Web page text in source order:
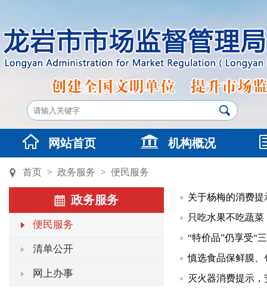
网站首页 机构概况
首页 > 政务服务 > 便民服务
政务服务
便民服务
清单公开
网上办事
关于杨梅的消费提
只吃水果不吃蔬
“特价品”仍享受“
慎选食品保鲜膜、
灭火器消费提示，